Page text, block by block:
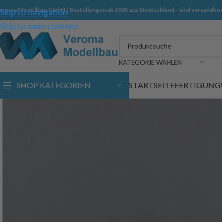
Skip to navigation
Skip to main content
Modellbau GmbH | Bestellungen ab 200€ aus Deutschland - sind
KATEGORIE WÄHLEN
SHOP KATEGORIEN STARTSEITEFERTIGUNG